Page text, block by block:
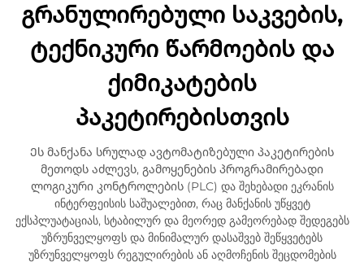
გრანულირებული საკვების,
ტექნიკური წარმოების და
ქიმიკატების
პაკეტირებისთვის
Ეს მანქანა სრულად ავტომატიზებული პაკეტირების
მეთოდს აძლევს, გამოყენების პროგრამირებადი
ლოგიკური კონტროლების (PLC) და შეხებადი ეკრანის
ინტერფეისის საშუალებით, რაც მანქანის უწყვეტ
ექსპლუატაციას, სტაბილურ და მეორედ გამეორებად შედეგებს
უზრუნველყოფს და მინიმალურ დასაშვებ შეწყვეტებს
უზრუნველყოფს რეგულირების ან აღმოჩენის შეცდომების